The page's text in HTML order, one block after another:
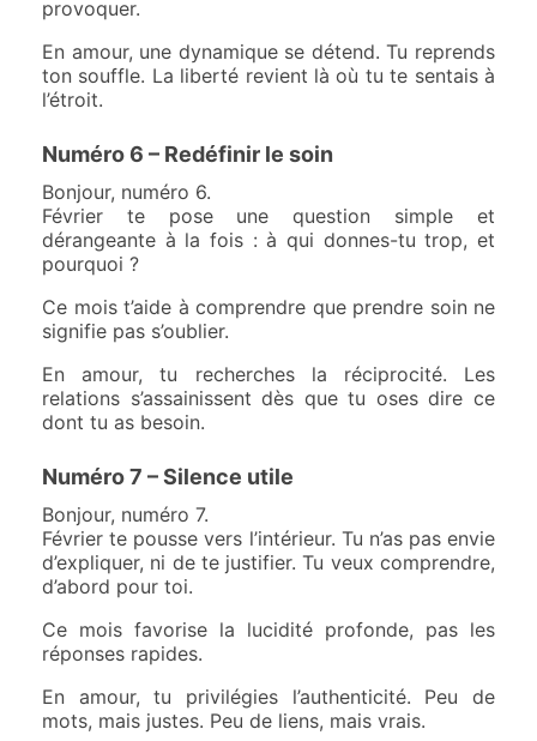
provoquer.
En amour, une dynamique se détend. Tu reprends
ton souffle. La liberté revient là où tu te sentais à
l’étroit.
Numéro 6 – Redéfinir le soin
Bonjour, numéro 6.
Février te pose une question simple et
dérangeante à la fois : à qui donnes-tu trop, et
pourquoi ?
Ce mois t’aide à comprendre que prendre soin ne
signifie pas s’oublier.
En amour, tu recherches la réciprocité. Les
relations s’assainissent dès que tu oses dire ce
dont tu as besoin.
Numéro 7 – Silence utile
Bonjour, numéro 7.
Février te pousse vers l’intérieur. Tu n’as pas envie
d’expliquer, ni de te justifier. Tu veux comprendre,
d’abord pour toi.
Ce mois favorise la lucidité profonde, pas les
réponses rapides.
En amour, tu privilégies l’authenticité. Peu de
mots, mais justes. Peu de liens, mais vrais.